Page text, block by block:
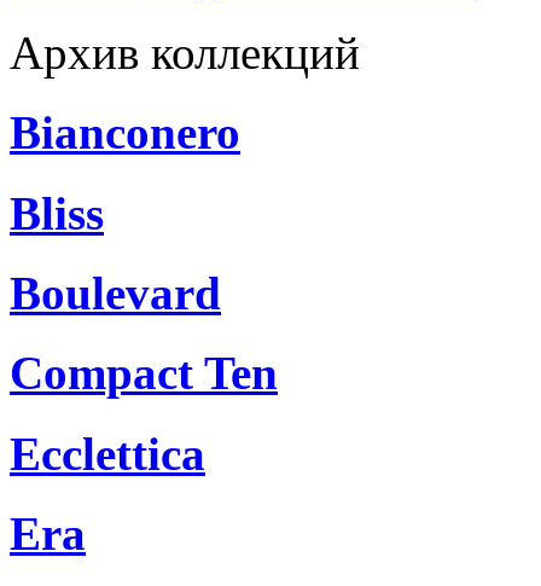
Архив коллекций
Bianconero
Bliss
Boulevard
Compact Ten
Ecclettica
Era